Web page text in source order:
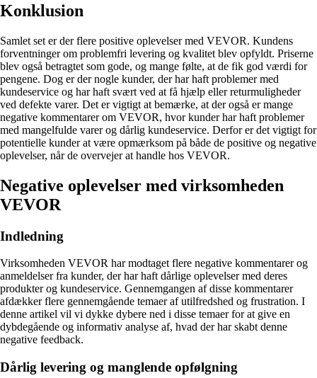
Konklusion
Samlet set er der flere positive oplevelser med VEVOR. Kundens
forventninger om problemfri levering og kvalitet blev opfyldt. Priserne
blev også betragtet som gode, og mange følte, at de fik god værdi for
pengene. Dog er der nogle kunder, der har haft problemer med
kundeservice og har haft svært ved at få hjælp eller returmuligheder
ved defekte varer. Det er vigtigt at bemærke, at der også er mange
negative kommentarer om VEVOR, hvor kunder har haft problemer
med mangelfulde varer og dårlig kundeservice. Derfor er det vigtigt for
potentielle kunder at være opmærksom på både de positive og negative
oplevelser, når de overvejer at handle hos VEVOR.
Negative oplevelser med virksomheden
VEVOR
Indledning
Virksomheden VEVOR har modtaget flere negative kommentarer og
anmeldelser fra kunder, der har haft dårlige oplevelser med deres
produkter og kundeservice. Gennemgangen af disse kommentarer
afdækker flere gennemgående temaer af utilfredshed og frustration. I
denne artikel vil vi dykke dybere ned i disse temaer for at give en
dybdegående og informativ analyse af, hvad der har skabt denne
negative feedback.
Dårlig levering og manglende opfølgning